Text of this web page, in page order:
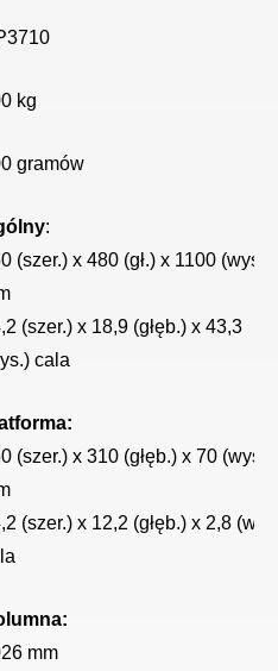
kg
gramów
:
(szer.) x 480 (gł.) x 1100 (wys.)
(szer.) x 18,9 (głęb.) x 43,3
cala
(szer.) x 310 (głęb.) x 70 (wys.)
(szer.) x 12,2 (głęb.) x 2,8
mm